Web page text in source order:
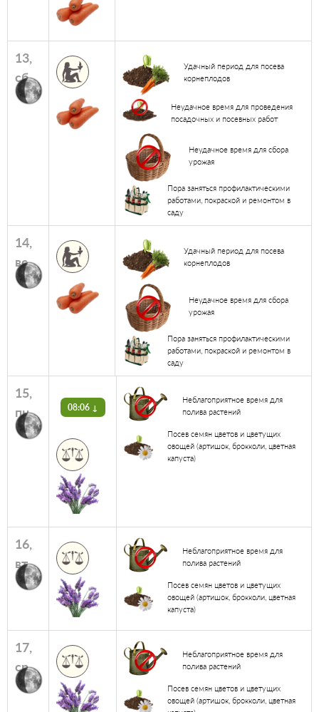
13,
сб
Удачный период для посева
корнеплодов
Неудачное время для проведения
посадочных и посевных работ
Неудачное время для сбора
урожая
Пора заняться профилактическими
работами, покраской и ремонтом в
саду
14,
вс
Удачный период для посева
корнеплодов
Неудачное время для сбора
урожая
Пора заняться профилактическими
работами, покраской и ремонтом в
саду
15,
пн
08:06 ↓
Неблагоприятное время для
полива растений
Посев семян цветов и цветущих
овощей (артишок, брокколи, цветная
капуста)
16,
вт
Неблагоприятное время для
полива растений
Посев семян цветов и цветущих
овощей (артишок, брокколи, цветная
капуста)
17,
ср
Неблагоприятное время для
полива растений
Посев семян цветов и цветущих
овощей (артишок, брокколи, цветная